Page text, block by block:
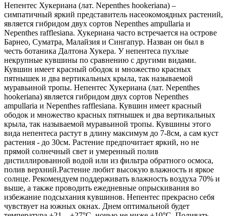
Непентес Хукериана (лат. Nepenthes hookeriana) –
симпатичный яркий представитель насеокомоядных растений,
является гибридом двух сортов Nepenthes ampullaria и
Nepenthes rafflesiana. Хукериана часто встречается на острове
Барнео, Суматра, Малайзия и Сингапур. Назван он был в
честь ботаника Далтона Хукера. У непентеса пухлые
некрупные кувшины по сравнению с другими видами.
Кувшин имеет красный ободок и множество красных
пятнышек и два вертикальных крыла, так называемой
муравьиной тропы. Непентес Хукериана (лат. Nepenthes
hookeriana) является гибридом двух сортов Nepenthes
ampullaria и Nepenthes rafflesiana. Кувшин имеет красный
ободок и множество красных пятнышек и два вертикальных
крыла, так называемой муравьиной тропы. Кувшины этого
вида непентеса растут в длину максимум до 7-8см, а сам куст
растения - до 30см. Растение предпочитает яркий, но не
прямой солнечный свет и умеренный полив
дистиллированной водой или из фильтра обратного осмоса,
полив верхний.Растение любит высокую влажность и яркое
солнце. Рекомендуем поддерживать влажность воздуха 70% и
выше, а также проводить ежедневные опрыскивания во
избежание подсыхания кувшинов. Непентес прекрасно себя
чувствует на южных окнах. Днем оптимальной будет